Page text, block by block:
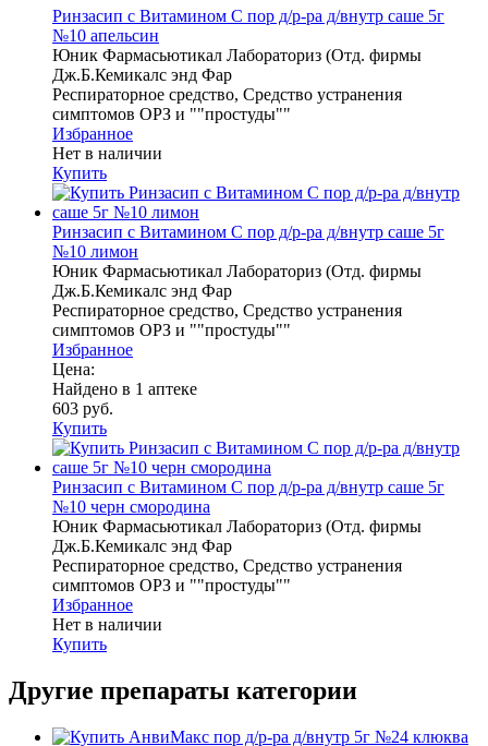
Ринзасип с Витамином С пор д/р-ра д/внутр саше 5г
№10 апельсин
Юник Фармасьютикал Лабораториз (Отд. фирмы
Дж.Б.Кемикалс энд Фар
Респираторное средство, Средство устранения
симптомов ОРЗ и ""простуды""
Избранное
Нет в наличии
Купить
Ринзасип с Витамином С пор д/р-ра д/внутр саше 5г
№10 лимон
Юник Фармасьютикал Лабораториз (Отд. фирмы
Дж.Б.Кемикалс энд Фар
Респираторное средство, Средство устранения
симптомов ОРЗ и ""простуды""
Избранное
Цена:
Найдено в 1 аптеке
603 руб.
Купить
Ринзасип с Витамином С пор д/р-ра д/внутр саше 5г
№10 черн смородина
Юник Фармасьютикал Лабораториз (Отд. фирмы
Дж.Б.Кемикалс энд Фар
Респираторное средство, Средство устранения
симптомов ОРЗ и ""простуды""
Избранное
Нет в наличии
Купить
Другие препараты категории